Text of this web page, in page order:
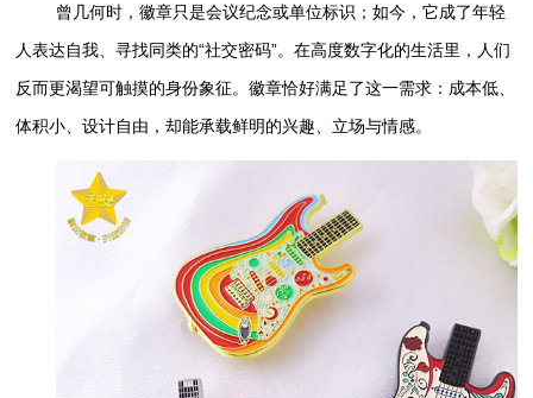
曾几何时，徽章只是会议纪念或单位标识；如今，它成了年轻
人表达自我、寻找同类的“社交密码”。在高度数字化的生活里，人们
反而更渴望可触摸的身份象征。徽章恰好满足了这一需求：成本低、
体积小、设计自由，却能承载鲜明的兴趣、立场与情感。